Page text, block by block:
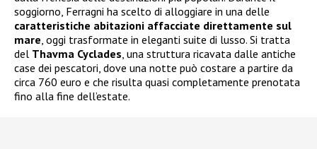
soggiorno, Ferragni ha scelto di alloggiare in una delle
caratteristiche abitazioni affacciate direttamente sul
mare, oggi trasformate in eleganti suite di lusso. Si tratta
del Thavma Cyclades, una struttura ricavata dalle antiche
case dei pescatori, dove una notte può costare a partire da
circa 760 euro e che risulta quasi completamente prenotata
fino alla fine dell’estate.